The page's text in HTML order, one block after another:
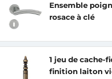
Ensemble
rosace à clé
1 jeu de cache-
finition laiton